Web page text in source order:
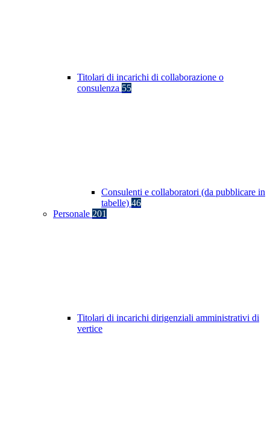
Titolari di incarichi di collaborazione o
consulenza 55
Consulenti e collaboratori (da pubblicare in
tabelle) 46
Personale 201
Titolari di incarichi dirigenziali amministrativi di
vertice